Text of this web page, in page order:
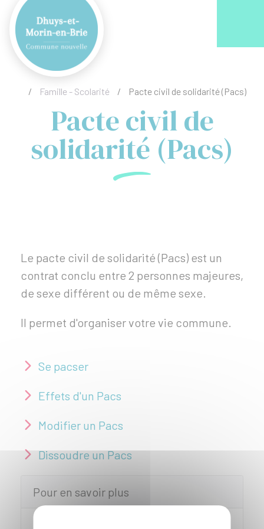
/ Famille - Scolarité / Pacte civil de solidarité (Pacs)
Pacte civil de
solidarité (Pacs)
Le pacte civil de solidarité (Pacs) est un
contrat conclu entre 2 personnes majeures,
de sexe différent ou de même sexe.
Il permet d'organiser votre vie commune.
Se pacser
Effets d'un Pacs
Modifier un Pacs
Dissoudre un Pacs
Pour en savoir plus